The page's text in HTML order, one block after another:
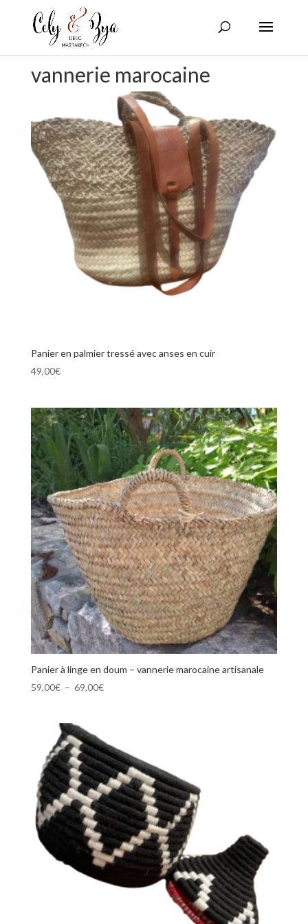
vannerie marocaine
Panier en palmier tressé avec anses en cuir
49,00€
Panier à linge en doum – vannerie marocaine artisanale
59,00€ – 69,00€Plage
à
69,00€